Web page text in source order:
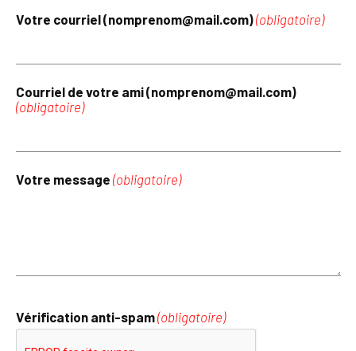
Votre courriel (nomprenom@mail.com)(obligatoire)
Courriel de votre ami (nomprenom@mail.com)
(obligatoire)
Votre message (obligatoire)
Vérification anti-spam(obligatoire)